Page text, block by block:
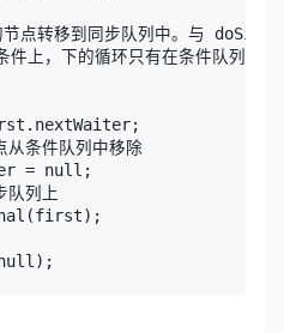
点转移到同步队列中。与
上，下的循环只有在条件队列中没
条件队列中移除
= null;
列上